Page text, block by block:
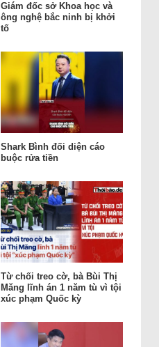
Giám đốc sở Khoa học và
ông nghệ bắc ninh bị khởi
tố
Shark Bình đối diện cáo
buộc rửa tiền
Từ chối treo cờ, bà Bùi Thị
Măng lĩnh án 1 năm tù vì tội
xúc phạm Quốc kỳ